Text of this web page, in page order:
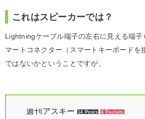
これはスピーカーでは？
Lightningケーブル端子の左右に見える端子
マートコネクター（スマートキーボードを
ではないかということですが、
週刊アスキー 14 Posts 4 Pockets